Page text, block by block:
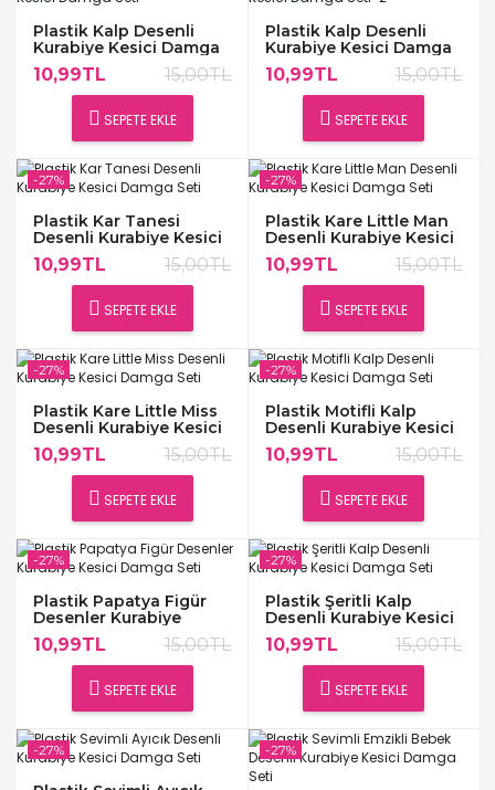
Plastik Kalp Desenli
Kurabiye Kesici Damga
Seti
10,99TL 15,00TL
SEPETE EKLE
Plastik Kalp Desenli
Kurabiye Kesici Damga
Seti-2
10,99TL 15,00TL
SEPETE EKLE
Plastik Kar Tanesi
Desenli Kurabiye Kesici
Damga Seti
10,99TL 15,00TL
SEPETE EKLE
-27%
Plastik Kare Little Man
Desenli Kurabiye Kesici
Damga Seti
10,99TL 15,00TL
SEPETE EKLE
-27%
Plastik Kare Little Miss
Desenli Kurabiye Kesici
Damga Seti
10,99TL 15,00TL
SEPETE EKLE
-27%
Plastik Motifli Kalp
Desenli Kurabiye Kesici
Damga Seti
10,99TL 15,00TL
SEPETE EKLE
-27%
Plastik Papatya Figür
Desenler Kurabiye
Kesici Damga Seti
10,99TL 15,00TL
SEPETE EKLE
-27%
Plastik Şeritli Kalp
Desenli Kurabiye Kesici
Damga Seti
10,99TL 15,00TL
SEPETE EKLE
-27%
-27% -27%